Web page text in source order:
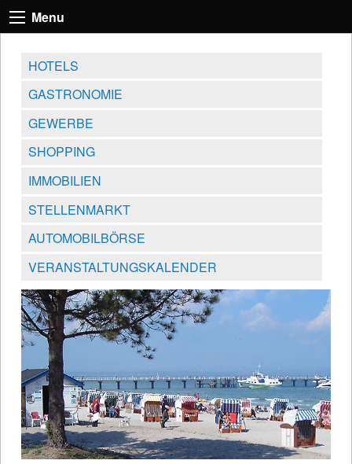
Menu
HOTELS
GASTRONOMIE
GEWERBE
SHOPPING
IMMOBILIEN
STELLENMARKT
AUTOMOBILBÖRSE
VERANSTALTUNGSKALENDER